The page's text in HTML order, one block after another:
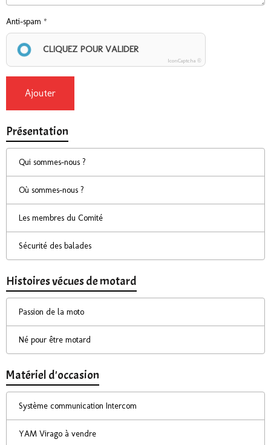
Anti-spam
CLIQUEZ POUR VALIDER
IconCaptcha ©
Ajouter
Présentation
Qui sommes-nous ?
Où sommes-nous ?
Les membres du Comité
Sécurité des balades
Histoires vécues de motard
Passion de la moto
Né pour être motard
Matériel d'occasion
Système communication Intercom
YAM Virago à vendre